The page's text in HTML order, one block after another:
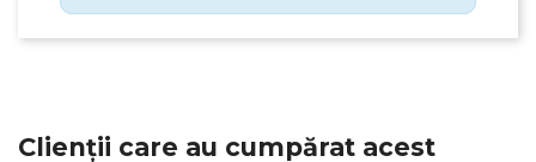
Clienții care au cumpărat acest
Creeaza o lista de dorinte